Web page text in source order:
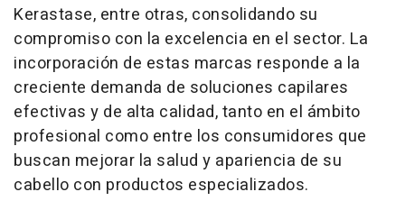
Kerastase, entre otras, consolidando su
compromiso con la excelencia en el sector. La
incorporación de estas marcas responde a la
creciente demanda de soluciones capilares
efectivas y de alta calidad, tanto en el ámbito
profesional como entre los consumidores que
buscan mejorar la salud y apariencia de su
cabello con productos especializados.